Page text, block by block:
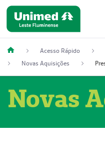
Acesso Rápido
Novas Aquisições
Novas